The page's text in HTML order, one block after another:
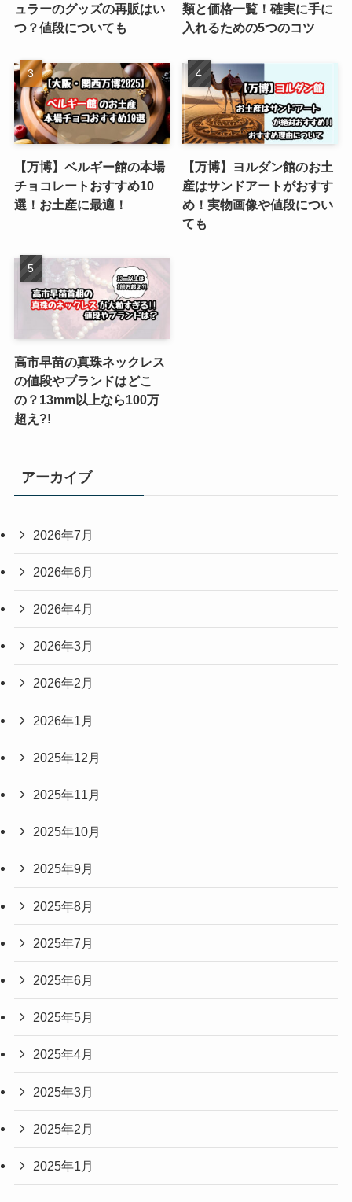
ュラーのグッズの再販はい
つ？値段についても
類と価格一覧！確実に手に
入れるための5つのコツ
【万博】ベルギー館の本場
チョコレートおすすめ10
選！お土産に最適！
【万博】ヨルダン館のお土
産はサンドアートがおすす
め！実物画像や値段につい
ても
高市早苗の真珠ネックレス
の値段やブランドはどこ
の？13mm以上なら100万
超え?!
アーカイブ
2026年7月
2026年6月
2026年4月
2026年3月
2026年2月
2026年1月
2025年12月
2025年11月
2025年10月
2025年9月
2025年8月
2025年7月
2025年6月
2025年5月
2025年4月
2025年3月
2025年2月
2025年1月